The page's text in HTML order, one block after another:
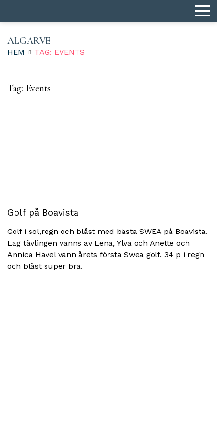
ALGARVE
HEM TAG: EVENTS
Tag: Events
Golf på Boavista
Golf i sol,regn och blåst med bästa SWEA på Boavista.
Lag tävlingen vanns av Lena, Ylva och Anette och
Annica Havel vann årets första Swea golf. 34 p i regn
och blåst super bra.